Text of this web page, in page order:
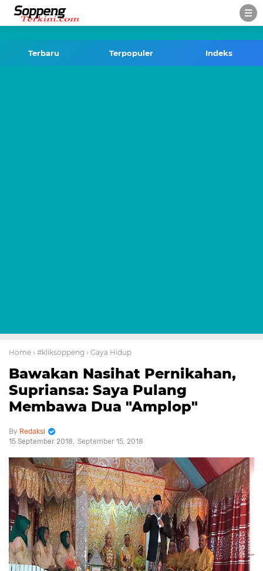
Terbaru Terpopuler Indeks
Home › #kliksoppeng › Gaya Hidup
Bawakan Nasihat Pernikahan,
Supriansa: Saya Pulang
Membawa Dua "Amplop"
Redaksi
15 September 2018
September 15, 2018